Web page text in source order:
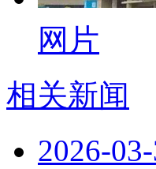
网片
相关新闻
2026-